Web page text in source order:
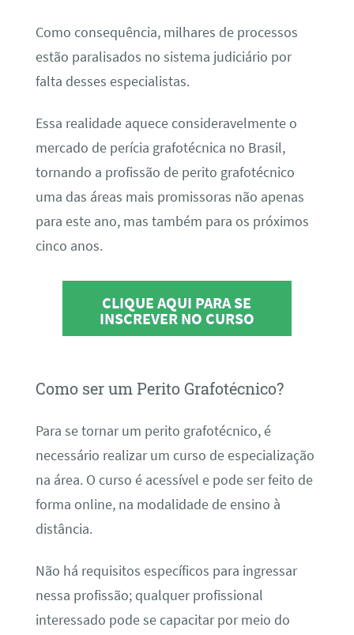
Como consequência, milhares de processos
estão paralisados no sistema judiciário por
falta desses especialistas.
Essa realidade aquece consideravelmente o
mercado de perícia grafotécnica no Brasil,
tornando a profissão de perito grafotécnico
uma das áreas mais promissoras não apenas
para este ano, mas também para os próximos
cinco anos.
CLIQUE AQUI PARA SE
INSCREVER NO CURSO
Como ser um Perito Grafotécnico?
Para se tornar um perito grafotécnico, é
necessário realizar um curso de especialização
na área. O curso é acessível e pode ser feito de
forma online, na modalidade de ensino à
distância.
Não há requisitos específicos para ingressar
nessa profissão; qualquer profissional
interessado pode se capacitar por meio do